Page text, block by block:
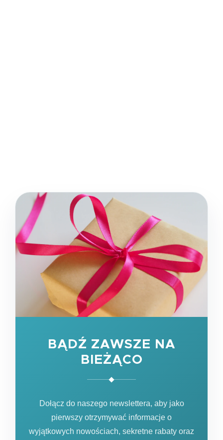
BĄDŹ ZAWSZE NA
BIEŻĄCO
Dołącz do naszego newslettera, aby jako
pierwszy otrzymywać informacje o
wyjątkowych nowościach, sekretne rabaty oraz